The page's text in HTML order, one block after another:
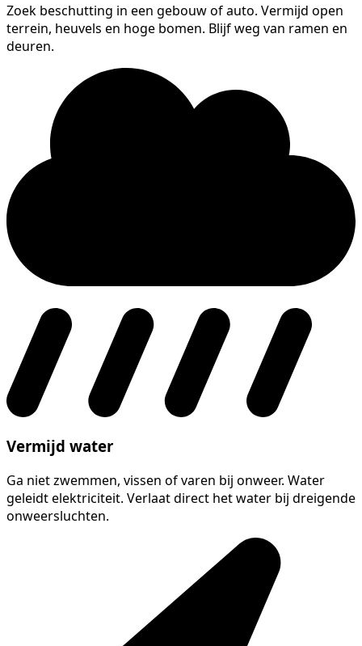
Zoek beschutting in een gebouw of auto. Vermijd open
terrein, heuvels en hoge bomen. Blijf weg van ramen en
deuren.
Vermijd water
Ga niet zwemmen, vissen of varen bij onweer. Water
geleidt elektriciteit. Verlaat direct het water bij dreigende
onweersluchten.